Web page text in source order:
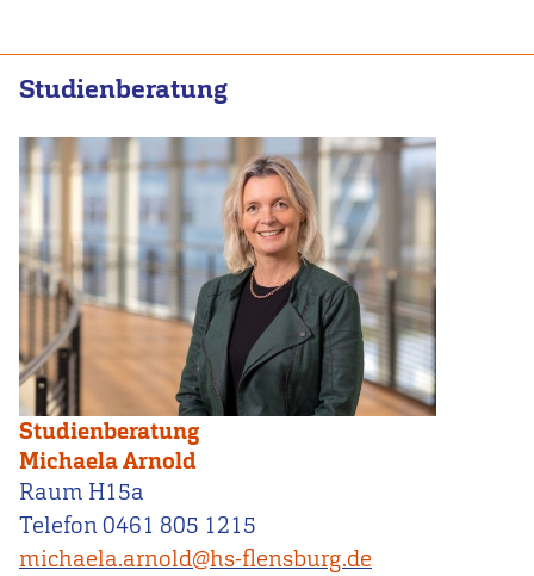
Studienberatung
Studienberatung
Michaela Arnold
Raum H15a
Telefon 0461 805 1215
michaela.arnold@hs-flensburg.de